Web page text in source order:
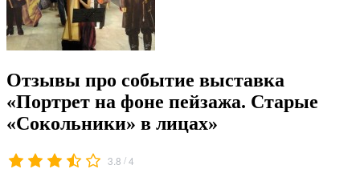
Отзывы про событие выставка
«Портрет на фоне пейзажа. Старые
«Сокольники» в лицах»
3.8 /4